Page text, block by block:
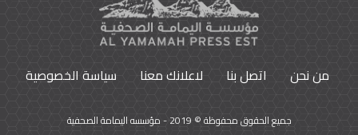
من نحن اتصل بنا لاعلانك معنا سياسة الخصوصية
جميع الحقوق محفوظة © 2019 - مؤسسه اليمامة الصحفية